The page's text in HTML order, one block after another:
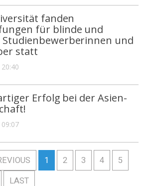
fanden
für blinde und
und
statt
Erfolg bei der Asien-
1 2 3 4 5
LAST